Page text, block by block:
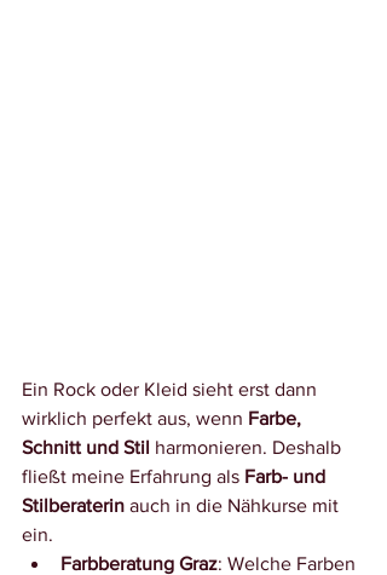
Ein Rock oder Kleid sieht erst dann
wirklich perfekt aus, wenn Farbe,
Schnitt und Stil harmonieren. Deshalb
fließt meine Erfahrung als Farb- und
Stilberaterin auch in die Nähkurse mit
ein.
Farbberatung Graz: Welche Farben